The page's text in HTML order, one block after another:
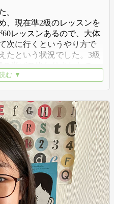
。
、現在準2級のレッスンを
レッスンあるので、大体
次に行くというやり方で
たという状況でした。3級
い立ち、試験に臨みまし
めた時はアルファベット
イティングの文例集を書
字も書けない中ですの
事もありましたが、試験
けるようになっていまし
む ▼